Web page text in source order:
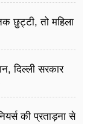
छुट्टी, तो महिला
दिल्ली सरकार
की प्रताड़ना से